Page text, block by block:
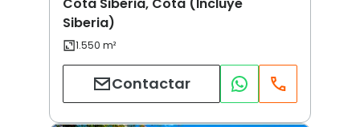
Siberia)
Contactar